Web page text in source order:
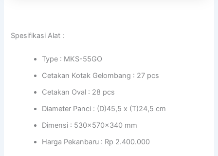
Spesifikasi Alat :
Type : MKS-55GO
Cetakan Kotak Gelombang : 27 pcs
Cetakan Oval : 28 pcs
Diameter Panci : (D)45,5 x (T)24,5 cm
Dimensi : 530x570x340 mm
Harga Pekanbaru : Rp 2.400.000